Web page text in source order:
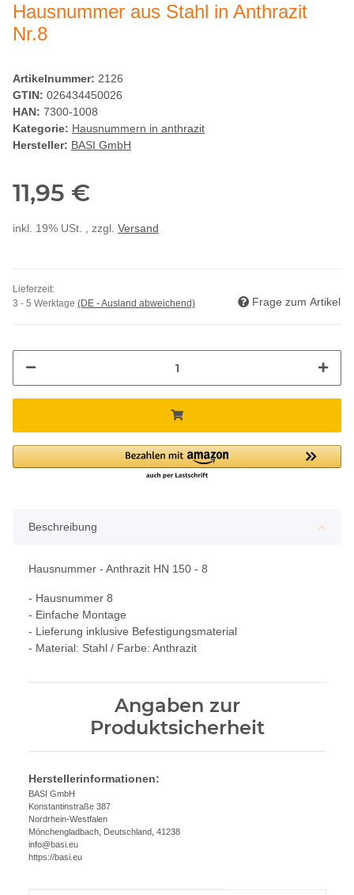
Hausnummer aus Stahl in Anthrazit
Nr.8
Artikelnummer: 2126
GTIN: 026434450026
HAN: 7300-1008
Kategorie: Hausnummern in anthrazit
Hersteller: BASI GmbH
11,95 €
inkl. 19% USt. , zzgl. Versand
Lieferzeit:
3 - 5 Werktage (DE - Ausland abweichend) Frage zum Artikel
Beschreibung
Hausnummer - Anthrazit HN 150 - 8
- Hausnummer 8
- Einfache Montage
- Lieferung inklusive Befestigungsmaterial
- Material: Stahl / Farbe: Anthrazit
Angaben zur
Produktsicherheit
Herstellerinformationen:
BASI GmbH
Konstantinstraße 387
Nordrhein-Westfalen
Mönchengladbach, Deutschland, 41238
info@basi.eu
https://basi.eu